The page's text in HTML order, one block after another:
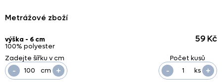
Metrážové zboží
výška - 6 cm
100% polyester
cm +
- ks +
-
59 Kč